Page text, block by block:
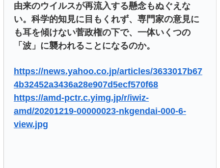
由来のウイルスが再流入する懸念もぬぐえな
い。科学的知見に目もくれず、専門家の意見に
も耳を傾けない菅政権の下で、一体いくつの
「波」に襲われることになるのか。
https://news.yahoo.co.jp/articles/3633017b67
4b32452a3436a28e907d5ecf570f68
https://amd-pctr.c.yimg.jp/r/iwiz-
amd/20201219-00000023-nkgendai-000-6-
view.jpg